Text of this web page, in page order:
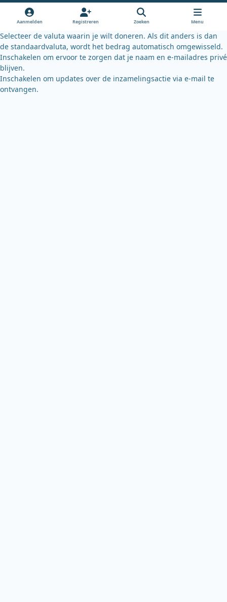
k
k
y
Aanmelden Registreren Zoeken Menu
Selecteer de valuta waarin je wilt doneren. Als dit anders is dan
de standaardvaluta, wordt het bedrag automatisch omgewisseld.
Inschakelen om ervoor te zorgen dat je naam en e-mailadres privé
blijven.
Inschakelen om updates over de inzamelingsactie via e-mail te
ontvangen.